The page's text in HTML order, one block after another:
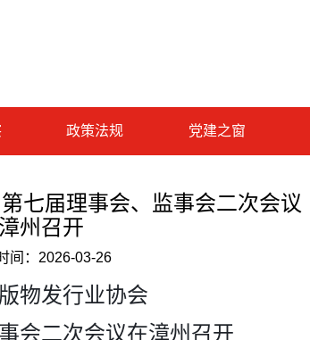
政策法规 党建之窗
七届理事会、监事会二次会议
州召开
间： 2026-03-26
物发行业协会
会二次会议在漳州召开